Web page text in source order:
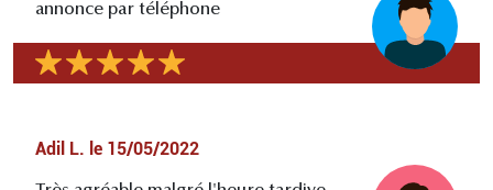
annonce par téléphone
Adil L. le 15/05/2022